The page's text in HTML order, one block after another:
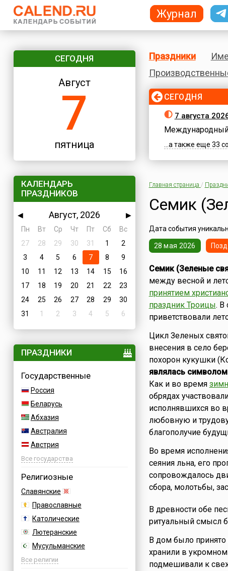
СЕГОДНЯ
Август
7
пятница
КАЛЕНДАРЬ
ПРАЗДНИКОВ
◀ Август, 2026
▶
Пн
Вт Ср Чт Пт Сб
Вс
27
28 29 30 31 1
2
3
4 5 6 7 8
9
10
11 12 13 14 15
16
17
18 19 20 21 22
23
24
25 26 27 28 29
30
31
1 2 3 4 5 6
ПРАЗДНИКИ
Государственные
Россия
Беларусь
Абхазия
Австралия
Австрия
Азербайджан
Все государства
Религиозные
Славянские
Православные
Католические
Лютеранские
Мусульманские
Иудейские
Все религии
Праздники
СЕГОДНЯ
7 августа
...а также еще 33
Главная страница /
Семик
Дата события
28 мая 2026
Семик (Зеленые
между весной и
принятием
праздник Троицы. В
приветствовали
Цикл Зеленых
внесения в село
похорон кукушки
являлась
Как и во время
обрядах
исполнявшихся во
любовную и
благополучие
Во время
сеяния льна, его
сопровождалось
сбора, молотьбы,
В древности обе
ритуальный смысл
В дом было
хранили в
подмешивали к
Журнал